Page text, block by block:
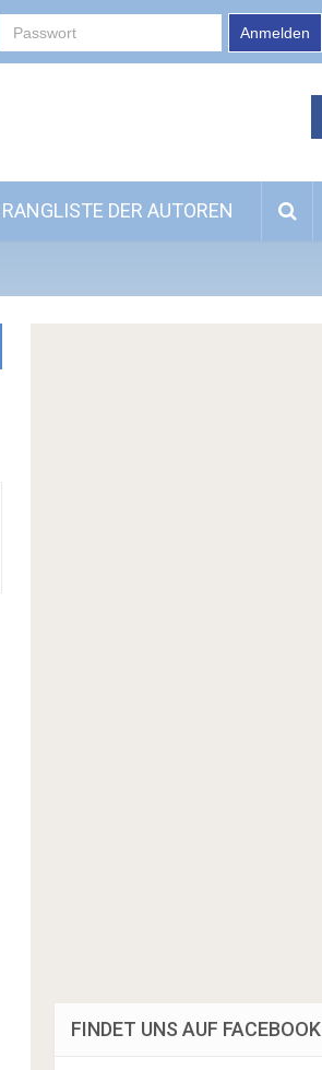
Anmelden
RANGLISTE DER AUTOREN
FINDET UNS AUF FACEBOOK